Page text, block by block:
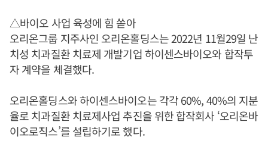
△바이오 사업 육성에 힘 쏟아
오리온그룹 지주사인 오리온홀딩스는 2022년 11월29일 난
치성 치과질환 치료제 개발기업 하이센스바이오와 합작투
자 계약을 체결했다.
오리온홀딩스와 하이센스바이오는 각각 60%, 40%의 지분
율로 치과질환 치료제사업 추진을 위한 합작회사 ‘오리온바
이오로직스’를 설립하기로 했다.